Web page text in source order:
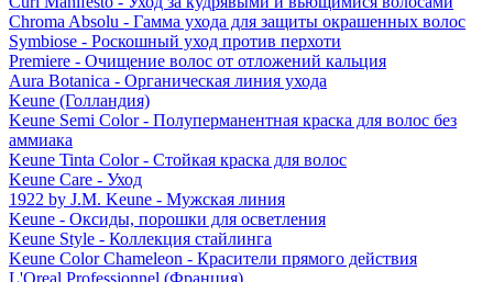
Chroma Absolu - Гамма ухода для защиты окрашенных волос
Symbiose - Роскошный уход против перхоти
Premiere - Очищение волос от отложений кальция
Aura Botanica - Органическая линия ухода
Keune (Голландия)
Keune Semi Color - Полуперманентная краска для волос без
аммиака
Keune Tinta Color - Стойкая краска для волос
Keune Care - Уход
1922 by J.M. Keune - Мужская линия
Keune - Оксиды, порошки для осветления
Keune Style - Коллекция стайлинга
Keune Color Chameleon - Красители прямого действия
L'Oreal Professionnel (Франция)